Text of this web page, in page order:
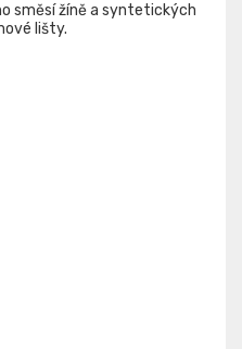
směsí žíně a syntetických
lišty.